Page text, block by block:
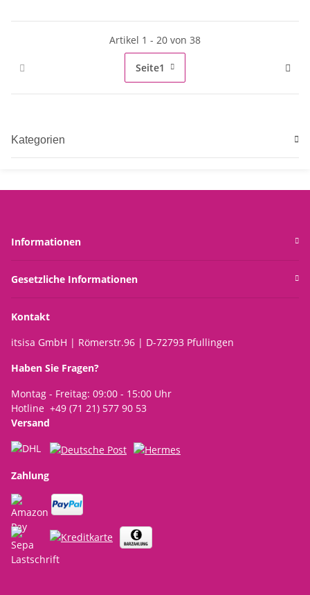
Artikel 1 - 20 von 38
Seite1
Kategorien
Informationen
Gesetzliche Informationen
Kontakt
itsisa GmbH | Römerstr.96 | D-72793 Pfullingen
Haben Sie Fragen?
Montag - Freitag: 09:00 - 15:00 Uhr
Hotline +49 (71 21) 577 90 53
Versand
Zahlung